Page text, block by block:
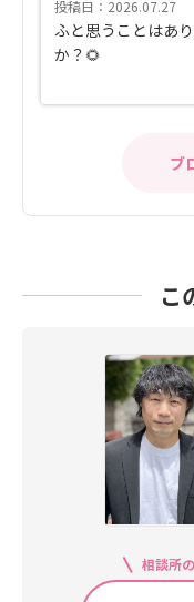
投稿日：2026.07.27
ふと思うことはあ
か？🌻
ブ
こ
相談所